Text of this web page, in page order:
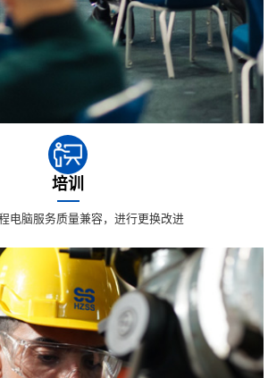
培训
电脑服务质量兼容，进行更换改进